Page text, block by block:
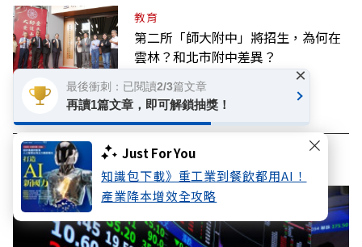
Just For You
知識包下載》重工業到餐飲都用AI！
產業降本增效全攻略
教育
第二所「師大附中」將招生，為何在
雲林？和北市附中差異？
看此文章的人也看了..
最後衝刺：已閱讀2/3篇文章
再讀1篇文章，即可解鎖抽獎！
×